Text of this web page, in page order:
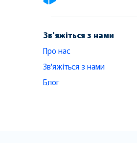
Зв'яжіться з нами
Про нас
Зв'яжіться з нами
Блог